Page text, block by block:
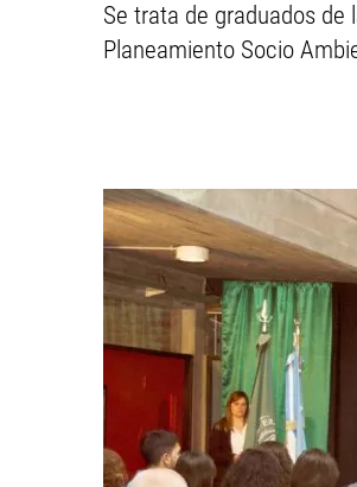
Se trata de graduados
Planeamiento Socio